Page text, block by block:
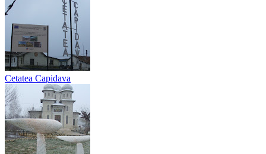
Cetatea Capidava